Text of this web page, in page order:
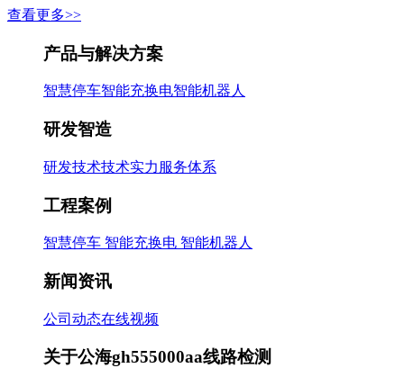
查看更多>>
产品与解决方案
智慧停车智能充换电智能机器人
研发智造
研发技术技术实力 服务体系
工程案例
智慧停车 智能充换电 智能机器人
新闻资讯
公司动态在线视频
关于公海gh555000aa线路检测